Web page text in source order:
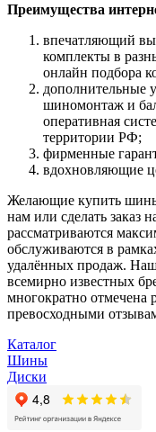
Преимущества
впечатляющий
комплекты в
онлайн подбора
дополнительные
шиномонтаж и
оперативная
территории РФ;
фирменные
вдохновляющие
Желающие купить
нам или сделать заказ
рассматриваются
обслуживаются в
удалённых продаж. Наш
всемирно известных
многократно отмечена
превосходными
Каталог
Шины
Диски